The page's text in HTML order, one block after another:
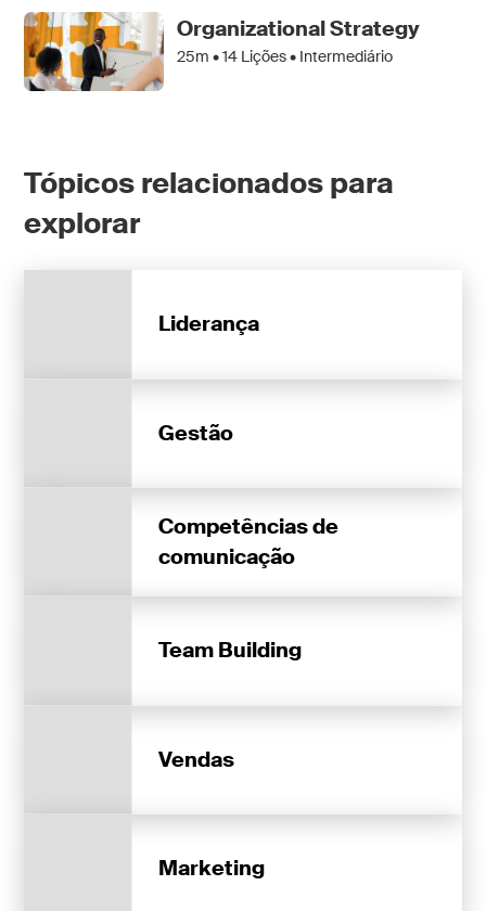
Organizational Strategy
25m •14 Lições • Intermediário
Tópicos relacionados para
explorar
Liderança
Gestão
Competências de
comunicação
Team Building
Vendas
Marketing